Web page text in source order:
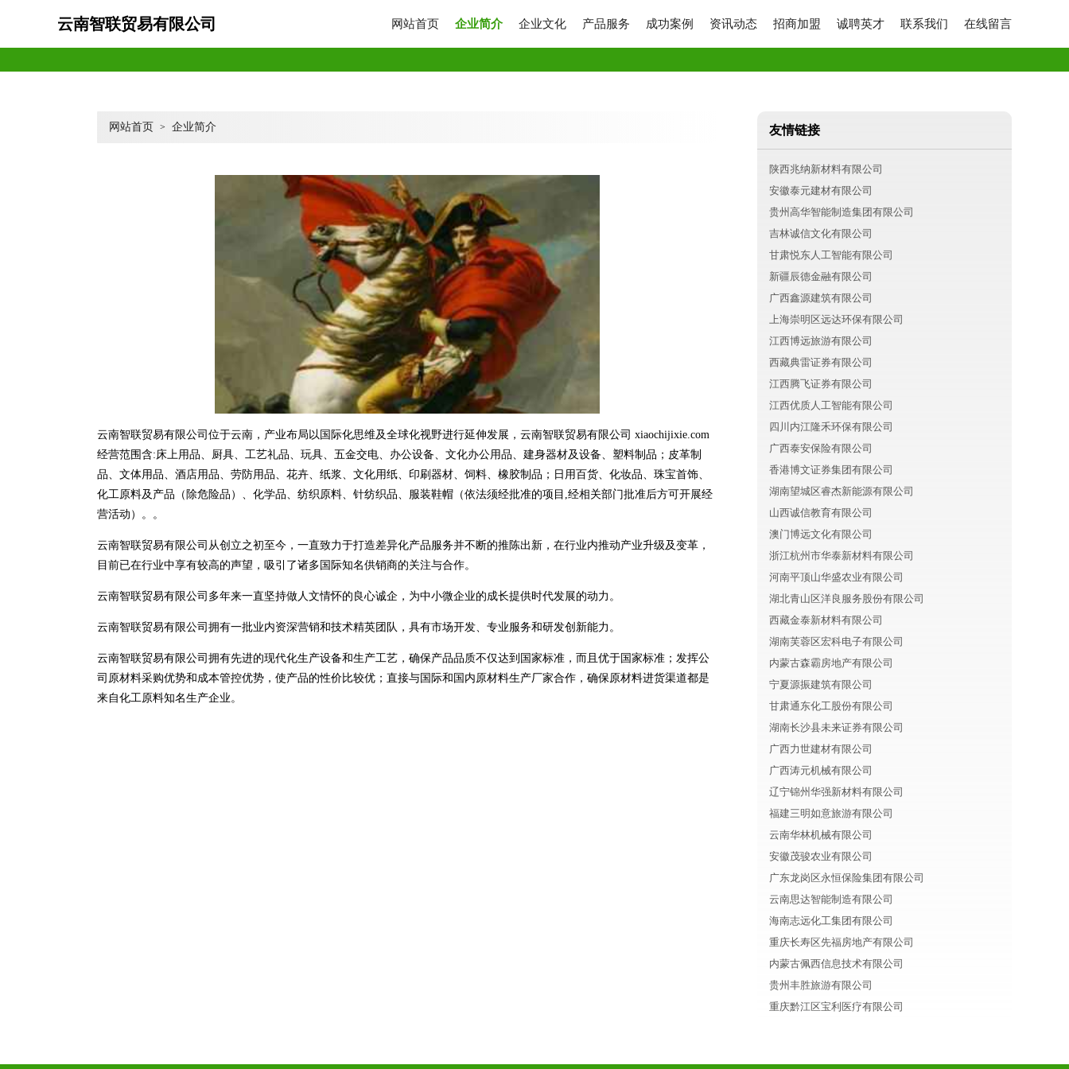
云南智联贸易有限公司 网站首页 企业简介 企业文化 产品服务 成功案例 资讯动态 招商加盟 诚聘英才 联系我们 在线留言
网站首页 > 企业简介
云南智联贸易有限公司位于云南，产业布局以国际化思维及全球化视野进行延伸发展，云南智联贸易有限公司 xiaochijixie.com
经营范围含:床上用品、厨具、工艺礼品、玩具、五金交电、办公设备、文化办公用品、建身器材及设备、塑料制品；皮革制
品、文体用品、酒店用品、劳防用品、花卉、纸浆、文化用纸、印刷器材、饲料、橡胶制品；日用百货、化妆品、珠宝首饰、
化工原料及产品（除危险品）、化学品、纺织原料、针纺织品、服装鞋帽（依法须经批准的项目,经相关部门批准后方可开展经
营活动）。。
云南智联贸易有限公司从创立之初至今，一直致力于打造差异化产品服务并不断的推陈出新，在行业内推动产业升级及变革，
目前已在行业中享有较高的声望，吸引了诸多国际知名供销商的关注与合作。
云南智联贸易有限公司多年来一直坚持做人文情怀的良心诚企，为中小微企业的成长提供时代发展的动力。
云南智联贸易有限公司拥有一批业内资深营销和技术精英团队，具有市场开发、专业服务和研发创新能力。
云南智联贸易有限公司拥有先进的现代化生产设备和生产工艺，确保产品品质不仅达到国家标准，而且优于国家标准；发挥公
司原材料采购优势和成本管控优势，使产品的性价比较优；直接与国际和国内原材料生产厂家合作，确保原材料进货渠道都是
来自化工原料知名生产企业。
友情链接
陕西兆纳新材料有限公司
安徽泰元建材有限公司
贵州高华智能制造集团有限公司
吉林诚信文化有限公司
甘肃悦东人工智能有限公司
新疆辰德金融有限公司
广西鑫源建筑有限公司
上海崇明区远达环保有限公司
江西博远旅游有限公司
西藏典雷证券有限公司
江西腾飞证券有限公司
江西优质人工智能有限公司
四川内江隆禾环保有限公司
广西泰安保险有限公司
香港博文证券集团有限公司
湖南望城区睿杰新能源有限公司
山西诚信教育有限公司
澳门博远文化有限公司
浙江杭州市华泰新材料有限公司
河南平顶山华盛农业有限公司
湖北青山区洋良服务股份有限公司
西藏金泰新材料有限公司
湖南芙蓉区宏科电子有限公司
内蒙古森霸房地产有限公司
宁夏源振建筑有限公司
甘肃通东化工股份有限公司
湖南长沙县未来证券有限公司
广西力世建材有限公司
广西涛元机械有限公司
辽宁锦州华强新材料有限公司
福建三明如意旅游有限公司
云南华林机械有限公司
安徽茂骏农业有限公司
广东龙岗区永恒保险集团有限公司
云南思达智能制造有限公司
海南志远化工集团有限公司
重庆长寿区先福房地产有限公司
内蒙古佩西信息技术有限公司
贵州丰胜旅游有限公司
重庆黔江区宝利医疗有限公司